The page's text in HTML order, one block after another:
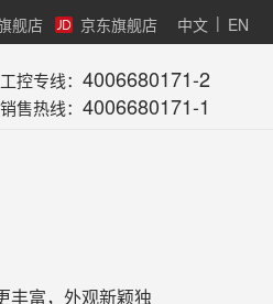
舰店 京东旗舰店 中文 | EN
工控专线： 4006680171-2
销售热线： 4006680171-1
丰富，外观新颖独